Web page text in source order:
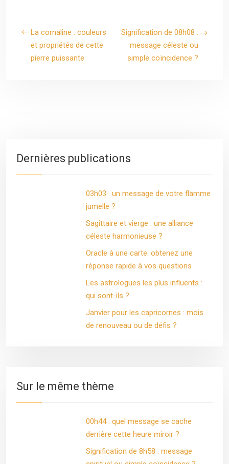
La cornaline : couleurs
et propriétés de cette
pierre puissante
Signification de 08h08 :
message céleste ou
simple coïncidence ?
Dernières publications
03h03 : un message de votre flamme
jumelle ?
Sagittaire et vierge : une alliance
céleste harmonieuse ?
Oracle à une carte: obtenez une
réponse rapide à vos questions
Les astrologues les plus influents :
qui sont-ils ?
Janvier pour les capricornes : mois
de renouveau ou de défis ?
Sur le même thème
00h44 : quel message se cache
derrière cette heure miroir ?
Signification de 8h58 : message